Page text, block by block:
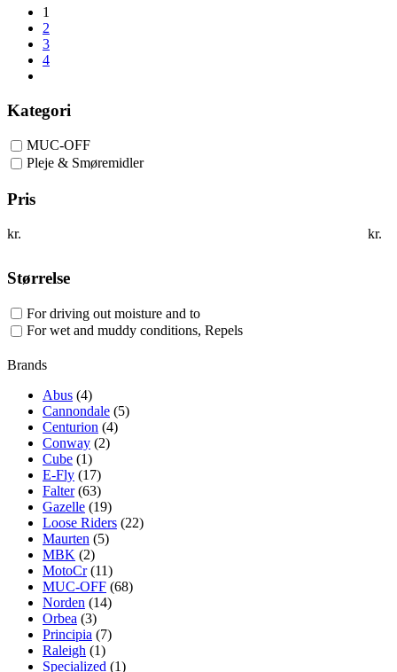
1
2
3
4
Kategori
MUC-OFF
Pleje & Smøremidler
Pris
kr. kr.
Størrelse
For driving out moisture and to
For wet and muddy conditions, Repels
Brands
Abus (4)
Cannondale (5)
Centurion (4)
Conway (2)
Cube (1)
E-Fly (17)
Falter (63)
Gazelle (19)
Loose Riders (22)
Maurten (5)
MBK (2)
MotoCr (11)
MUC-OFF (68)
Norden (14)
Orbea (3)
Principia (7)
Raleigh (1)
Specialized (1)